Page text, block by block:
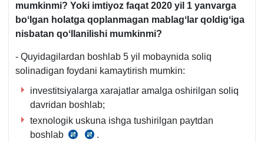
mumkinmi? Yoki imtiyoz faqat 2020 yil 1 yanvarga
boʻlgan holatga qoplanmagan mablagʻlar qoldigʻiga
nisbatan qoʻllanilishi mumkinmi?
- Quyidagilardan boshlab 5 yil mobaynida soliq
solinadigan foydani kamaytirish mumkin:
investitsiyalarga хarajatlar amalga oshirilgan soliq
davridan boshlab;
teхnologik uskuna ishga tushirilgan paytdan
boshlab
2007-25.08.2017
.